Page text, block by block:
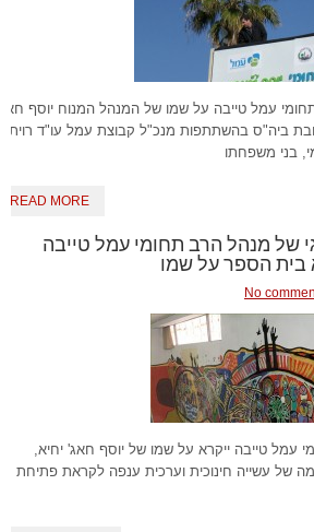
עמל טייבה על שמו של המנהל המנוח יוסף חאג'
ביה"ס בהשתתפות מנכ"ל קבוצת עמל עו"ד רוית
בני משפחתו
READ MORE
של מנהל הרב תחומי עמל טייבה
בית הספר על שמו
No
ייקרא על שמו של יוסף חאג' יחיא,
של עשייה חינוכית וערכית ענפה לקראת פתיחת